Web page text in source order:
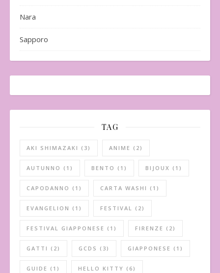
Nara
Sapporo
TAG
AKI SHIMAZAKI (3) ANIME (2)
AUTUNNO (1) BENTO (1) BIJOUX (1)
CAPODANNO (1) CARTA WASHI (1)
EVANGELION (1) FESTIVAL (2)
FESTIVAL GIAPPONESE (1) FIRENZE (2)
GATTI (2) GCDS (3) GIAPPONESE (1)
GUIDE (1) HELLO KITTY (6)